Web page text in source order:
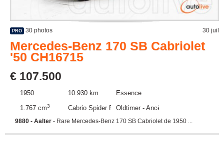
PRO 30 photos 30 juil
Mercedes-Benz 170 SB Cabriolet
'50 CH16715
€ 107.500
1950 10.930 km
Essence
1.767 cm3 Cabrio Spider RoadsterOldtimer - Ancêtre
9880 - Aalter - Rare Mercedes-Benz 170 SB Cabriolet de 1950 ...